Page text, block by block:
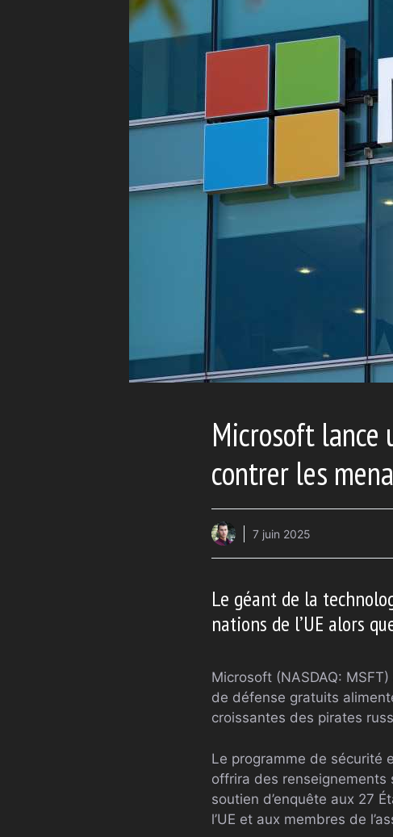
Microsoft lance
contrer les
7 juin 2025
Le géant de la
nations de l’UE alors
Microsoft (NASDAQ:
de défense gratuits
croissantes des pirates
Le programme de sécurité
offrira des
soutien d’enquête aux 27
l’UE et aux membres de